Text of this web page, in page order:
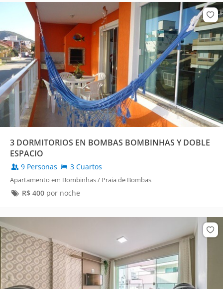
3 DORMITORIOS EN BOMBAS BOMBINHAS Y DOBLE
ESPACIO
9 Personas 3 Cuartos
Apartamento em Bombinhas / Praia de Bombas
R$ 400por noche